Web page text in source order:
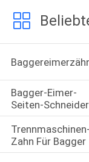
Bagger-Eimer-
Seiten-Schneider
Trennmaschinen-
Zahn Für Bagger